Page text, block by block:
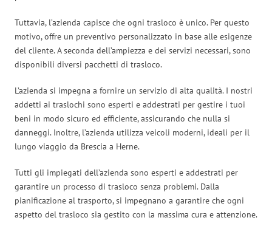
Tuttavia, l’azienda capisce che ogni trasloco è unico. Per questo
motivo, offre un preventivo personalizzato in base alle esigenze
del cliente. A seconda dell’ampiezza e dei servizi necessari, sono
disponibili diversi pacchetti di trasloco.
L’azienda si impegna a fornire un servizio di alta qualità. I nostri
addetti ai traslochi sono esperti e addestrati per gestire i tuoi
beni in modo sicuro ed efficiente, assicurando che nulla si
danneggi. Inoltre, l’azienda utilizza veicoli moderni, ideali per il
lungo viaggio da Brescia a Herne.
Tutti gli impiegati dell’azienda sono esperti e addestrati per
garantire un processo di trasloco senza problemi. Dalla
pianificazione al trasporto, si impegnano a garantire che ogni
aspetto del trasloco sia gestito con la massima cura e attenzione.